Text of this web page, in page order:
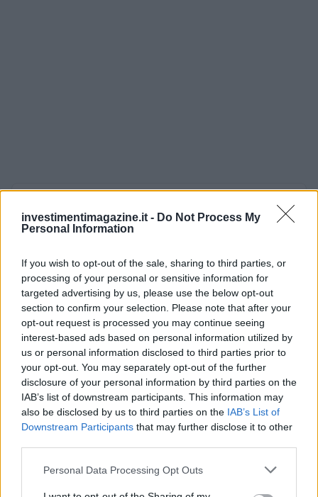
investimentimagazine.it - Do Not Process My
Personal Information
If you wish to opt-out of the sale, sharing to third parties, or
processing of your personal or sensitive information for
targeted advertising by us, please use the below opt-out
section to confirm your selection. Please note that after your
opt-out request is processed you may continue seeing
interest-based ads based on personal information utilized by
us or personal information disclosed to third parties prior to
your opt-out. You may separately opt-out of the further
disclosure of your personal information by third parties on the
IAB’s list of downstream participants. This information may
also be disclosed by us to third parties on the IAB’s List of
Downstream Participants that may further disclose it to other
Please note that this website/app uses one or more Google
Personal Data Processing Opt Outs
Giorgia Stromeo